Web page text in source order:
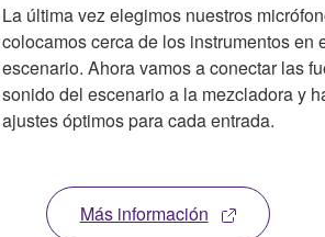
La última vez elegimos nuestros
colocamos cerca de los instrumentos en
escenario. Ahora vamos a conectar las
sonido del escenario a la mezcladora y
ajustes óptimos para cada entrada.
Más información